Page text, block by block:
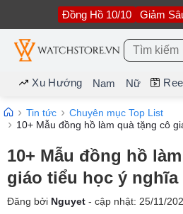
nội
dung
Đồng Hồ 10/10 Giảm
Tìm
kiếm:
Xu Hướng Nam Nữ
Tin tức
Chuyên mục Top List
10+ Mẫu đồng hồ làm quà tặng cô
10+ Mẫu đồng hồ
giáo tiểu học ý nghĩa
Đăng bởi Nguyet - cập nhật: 25/11/